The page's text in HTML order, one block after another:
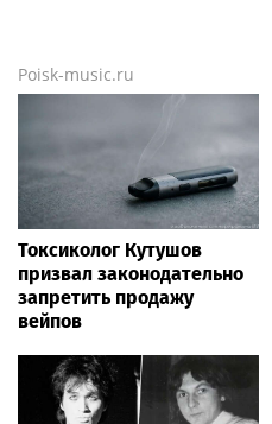
Poisk-music.ru
Токсиколог Кутушов
призвал законодательно
запретить продажу
вейпов